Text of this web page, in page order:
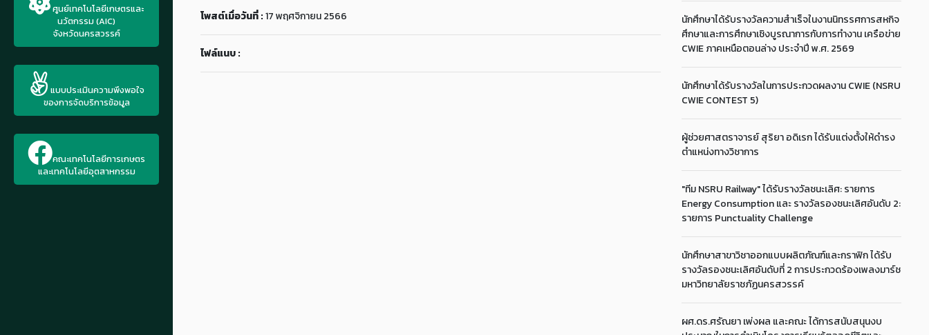
ศูนย์เทคโนโลยีเกษตรและ
นวัตกรรม (AIC)
จังหวัดนครสวรรค์
แบบประเมินความพึงพอใจ
ของการจัดบริการข้อมูล
คณะเทคโนโลยีการเกษตร
และเทคโนโลยีอุตสาหกรรม
โพสต์เมื่อวันที่ :17 พฤศจิกายน 2566
ไฟล์แนบ :
นักศึกษาได้รับรางวัลความสำเร็จในงานนิทรรศการสหกิจ
ศึกษาและการศึกษาเชิงบูรณาการกับการทำงาน เครือข่าย
CWIE ภาคเหนือตอนล่าง ประจำปี พ.ศ. 2569
นักศึกษาได้รับรางวัลในการประกวดผลงาน CWIE (NSRU
CWIE CONTEST 5)
ผู้ช่วยศาสตราจารย์ สุริยา อดิเรก ได้รับแต่งตั้งให้ดำรง
ตำแหน่งทางวิชาการ
"ทีม NSRU Railway" ได้รับรางวัลชนะเลิศ: รายการ
Energy Consumption และ รางวัลรองชนะเลิศอันดับ 2:
รายการ Punctuality Challenge
นักศึกษาสาขาวิชาออกแบบผลิตภัณฑ์และกราฟิก ได้รับ
รางวัลรองชนะเลิศอันดับที่ 2 การประกวดร้องเพลงมาร์ช
มหาวิทยาลัยราชภัฏนครสวรรค์
ผศ.ดร.ศรัณยา เพ่งผล และคณะ ได้การสนับสนุนงบ